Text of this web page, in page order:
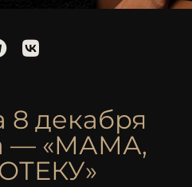
декабря
— «МАМА,